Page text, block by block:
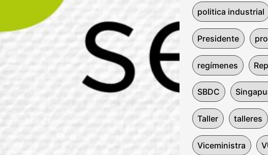
politica industrial
Presidente
regímenes
SBDC
Taller talleres
Viceministra